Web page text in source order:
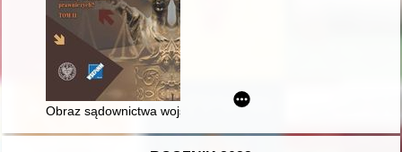
Obraz sądownictwa wojskowego w czasach Edwarda Gierka